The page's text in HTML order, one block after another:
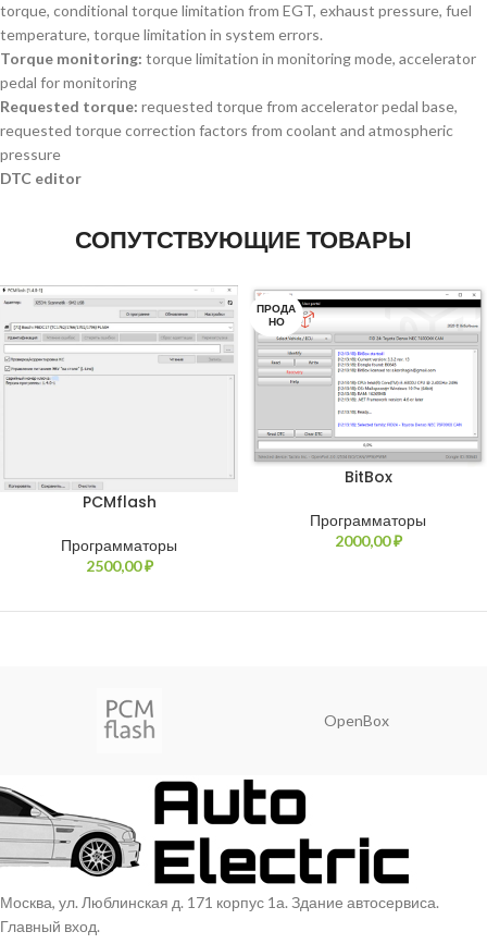
torque, conditional torque limitation from EGT, exhaust pressure, fuel
temperature, torque limitation in system errors.
Torque monitoring: torque limitation in monitoring mode, accelerator
pedal for monitoring
Requested torque: requested torque from accelerator pedal base,
requested torque correction factors from coolant and atmospheric
pressure
DTC editor
СОПУТСТВУЮЩИЕ ТОВАРЫ
PCMflash
Программаторы
2500,00₽
ПРОДА
НО
BitBox
Программаторы
2000,00₽
OpenBox
Москва, ул. Люблинская д. 171 корпус 1а. Здание автосервиса.
Главный вход.